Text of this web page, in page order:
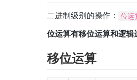
二进制级别的操作： 位运
位运算有移位运算和逻辑
移位运算